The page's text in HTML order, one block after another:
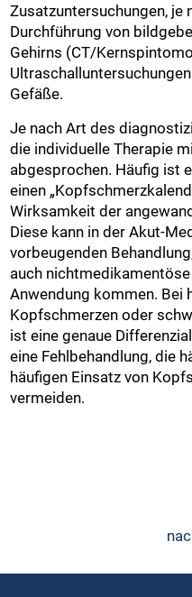
Zusatzuntersuchungen, je
Durchführung von
Gehirns (CT/
Gefäße.
Je nach Art des
die individuelle Therapie
abgesprochen. Häufig ist
einen
Wirksamkeit der
Diese kann in der Akut-
vorbeugenden
auch
Anwendung kommen. Bei
Kopfschmerzen oder
ist eine genaue
eine Fehlbehandlung, die
häufigen Einsatz von
vermeiden.